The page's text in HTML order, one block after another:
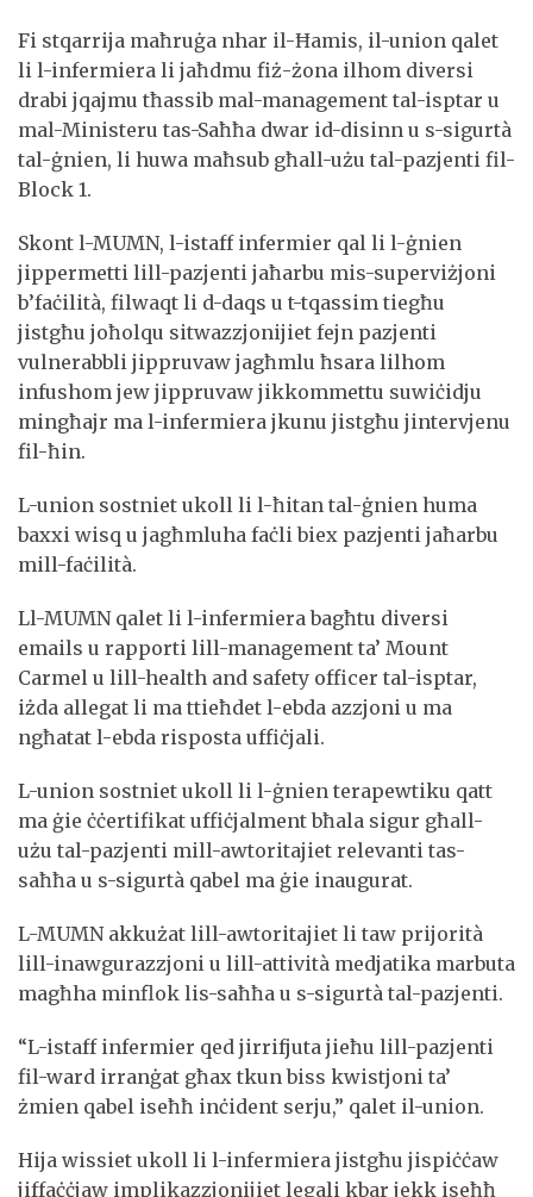
Fi stqarrija maħruġa nhar il-Ħamis, il-union qalet
li l-infermiera li jaħdmu fiż-żona ilhom diversi
drabi jqajmu tħassib mal-management tal-isptar u
mal-Ministeru tas-Saħħa dwar id-disinn u s-sigurtà
tal-ġnien, li huwa maħsub għall-użu tal-pazjenti fil-
Block 1.
Skont l-MUMN, l-istaff infermier qal li l-ġnien
jippermetti lill-pazjenti jaħarbu mis-superviżjoni
b’faċilità, filwaqt li d-daqs u t-tqassim tiegħu
jistgħu joħolqu sitwazzjonijiet fejn pazjenti
vulnerabbli jippruvaw jagħmlu ħsara lilhom
infushom jew jippruvaw jikkommettu suwiċidju
mingħajr ma l-infermiera jkunu jistgħu jintervjenu
fil-ħin.
L-union sostniet ukoll li l-ħitan tal-ġnien huma
baxxi wisq u jagħmluha faċli biex pazjenti jaħarbu
mill-faċilità.
Ll-MUMN qalet li l-infermiera bagħtu diversi
emails u rapporti lill-management ta’ Mount
Carmel u lill-health and safety officer tal-isptar,
iżda allegat li ma ttieħdet l-ebda azzjoni u ma
ngħatat l-ebda risposta uffiċjali.
L-union sostniet ukoll li l-ġnien terapewtiku qatt
ma ġie ċċertifikat uffiċjalment bħala sigur għall-
użu tal-pazjenti mill-awtoritajiet relevanti tas-
saħħa u s-sigurtà qabel ma ġie inaugurat.
L-MUMN akkużat lill-awtoritajiet li taw prijorità
lill-inawgurazzjoni u lill-attività medjatika marbuta
magħha minflok lis-saħħa u s-sigurtà tal-pazjenti.
“L-istaff infermier qed jirrifjuta jieħu lill-pazjenti
fil-ward irranġat għax tkun biss kwistjoni ta’
żmien qabel iseħħ inċident serju,” qalet il-union.
Hija wissiet ukoll li l-infermiera jistgħu jispiċċaw
jiffaċċjaw implikazzjonijiet legali kbar jekk iseħħ